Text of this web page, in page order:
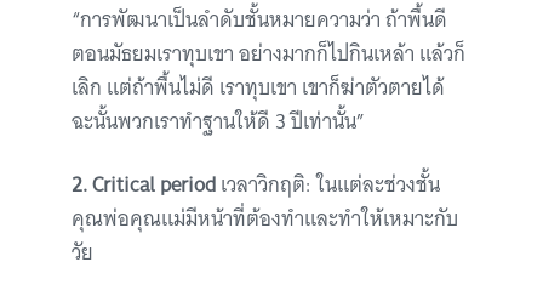
“การพัฒนาเป็นลำดับชั้นหมายความว่า ถ้าพื้นดี
ตอนมัธยมเราทุบเขา อย่างมากก็ไปกินเหล้า แล้วก็
เลิก แต่ถ้าพื้นไม่ดี เราทุบเขา เขาก็ฆ่าตัวตายได้
ฉะนั้นพวกเราทำฐานให้ดี 3 ปีเท่านั้น”
2. Critical periodเวลาวิกฤติ: ในแต่ละช่วงชั้น
คุณพ่อคุณแม่มีหน้าที่ต้องทำและทำให้เหมาะกับ
วัย